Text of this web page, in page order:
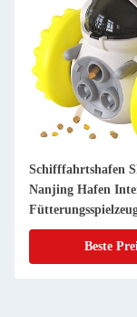
Schifffahrtshafen
Nanjing Hafen
Katzen
Beste